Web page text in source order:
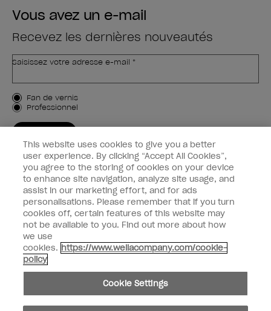
Vous avez un e-mail
Recevez les dernières nouveautés
Saisissez votre adresse e-mail *
Type de client
Fan de vernis
Professionnel
Informations clients
Connectez-Vous
facebookinstagramyoutube
Ne pas partager ou vendre des informations personnelles
Loi californienne sur la transparence des chaînes d'approvisionnement
© Copyright 2024, Wella Operations US LLC, Tous droits réservés.
This website uses cookies to give you a better
user experience. By clicking “Accept All Cookies”,
you agree to the storing of cookies on your device
to enhance site navigation, analyze site usage, and
assist in our marketing effort, and for ads
personalisations. Please remember that if you turn
cookies off, certain features of this website may
not be available to you. Find out more about how
we use
cookies. https://www.wellacompany.com/cookie-
policy
Cookie Settings